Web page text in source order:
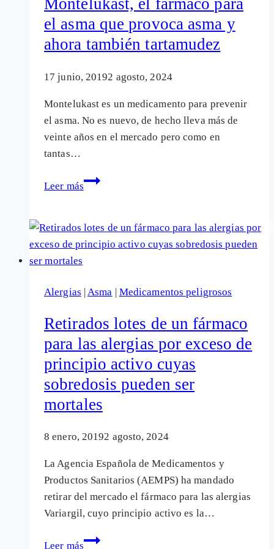
(montelukast),
alertan
de
efectos
graves
Montelukast, el fármaco para
el asma que provoca asma y
ahora también tartamudez
17 junio, 20192 agosto, 2024
Montelukast es un medicamento para prevenir
el asma. No es nuevo, de hecho lleva más de
veinte años en el mercado pero como en
tantas…
Leer más
Montelukast,
para
el
asma
provoca
y
ahora
también
tartamudez
Alergias | Asma | Medicamentos peligrosos
Retirados lotes de un fármaco
para las alergias por exceso de
principio activo cuyas
sobredosis pueden ser
mortales
8 enero, 20192 agosto, 2024
La Agencia Española de Medicamentos y
Productos Sanitarios (AEMPS) ha mandado
retirar del mercado el fármaco para las alergias
Variargil, cuyo principio activo es la…
Leer más
Retirados